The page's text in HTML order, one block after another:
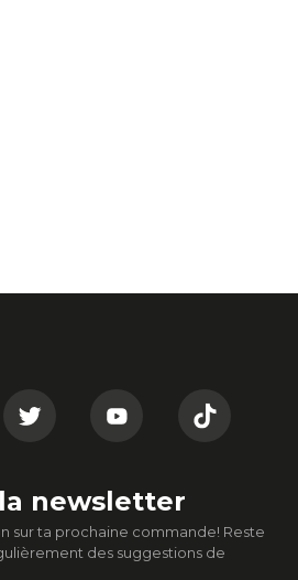
newsletter
sur ta prochaine commande! Reste
des suggestions de